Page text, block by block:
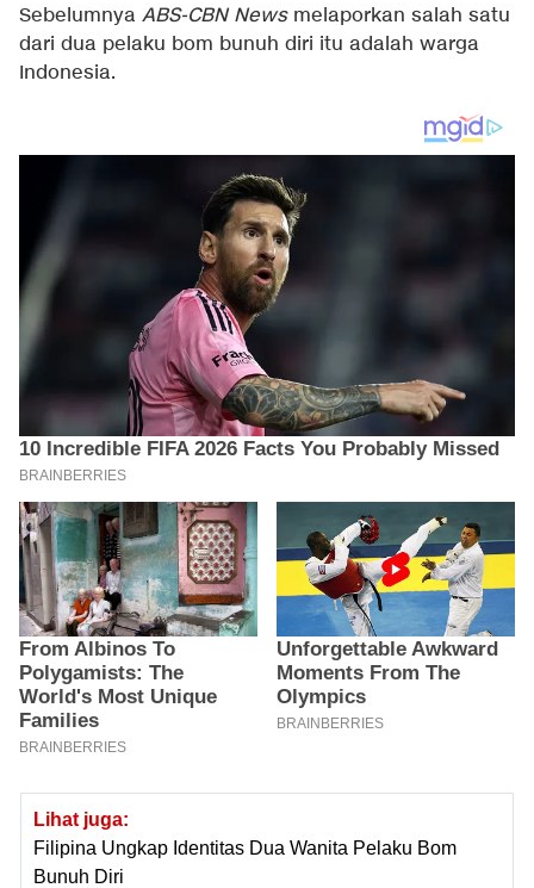
Sebelumnya ABS-CBN Newsmelaporkan salah satu
dari dua pelaku bom bunuh diri itu adalah warga
Indonesia.
Lihat juga:
Filipina Ungkap Identitas Dua Wanita Pelaku Bom
Bunuh Diri